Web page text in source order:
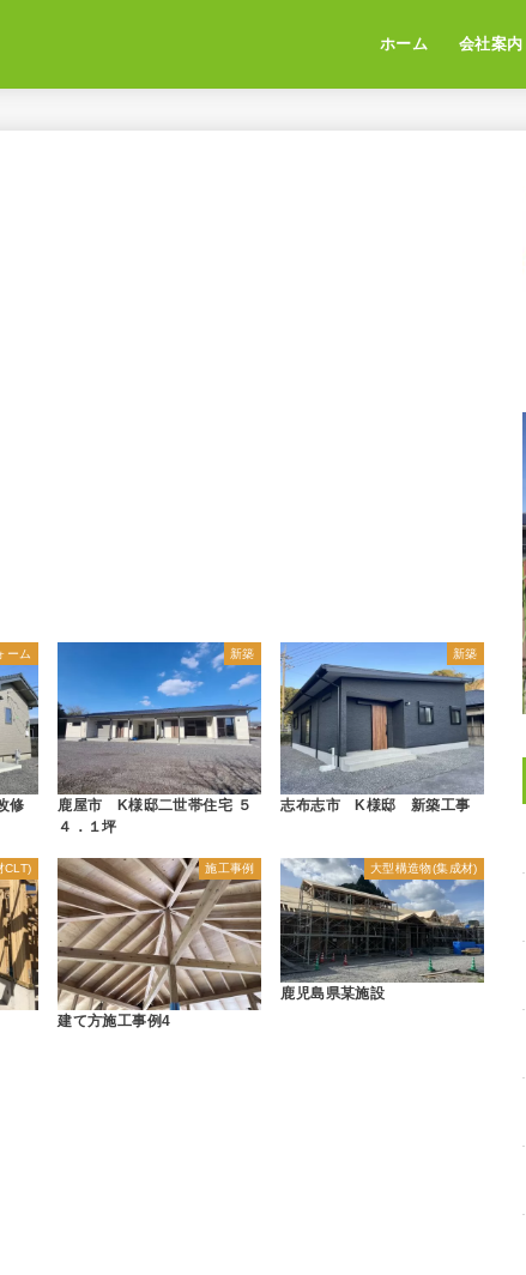
ホーム 会社案内
ーム
修
新築
鹿屋市 K様邸二世帯住宅 ５
４．１坪
新築
志布志市 K様邸 新築工事
CLT) 施工事例
建て方施工事例4
大型構造物(集成材)
鹿児島県某施設